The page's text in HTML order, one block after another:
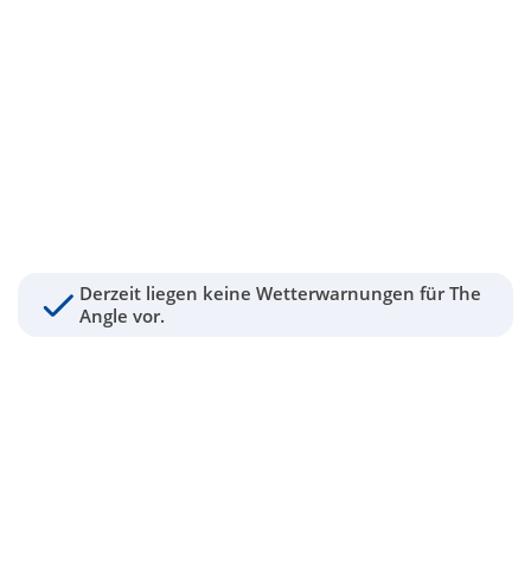
Derzeit liegen keine Wetterwarnungen für The
Angle vor.